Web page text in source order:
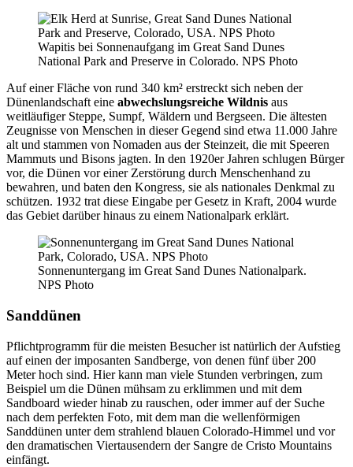
Wapitis bei Sonnenaufgang im Great Sand Dunes
National Park and Preserve in Colorado. NPS Photo
Auf einer Fläche von rund 340 km² erstreckt sich neben der
Dünenlandschaft eine abwechslungsreiche Wildnis aus
weitläufiger Steppe, Sumpf, Wäldern und Bergseen. Die ältesten
Zeugnisse von Menschen in dieser Gegend sind etwa 11.000 Jahre
alt und stammen von Nomaden aus der Steinzeit, die mit Speeren
Mammuts und Bisons jagten. In den 1920er Jahren schlugen Bürger
vor, die Dünen vor einer Zerstörung durch Menschenhand zu
bewahren, und baten den Kongress, sie als nationales Denkmal zu
schützen. 1932 trat diese Eingabe per Gesetz in Kraft, 2004 wurde
das Gebiet darüber hinaus zu einem Nationalpark erklärt.
Sonnenuntergang im Great Sand Dunes Nationalpark.
NPS Photo
Sanddünen
Pflichtprogramm für die meisten Besucher ist natürlich der Aufstieg
auf einen der imposanten Sandberge, von denen fünf über 200
Meter hoch sind. Hier kann man viele Stunden verbringen, zum
Beispiel um die Dünen mühsam zu erklimmen und mit dem
Sandboard wieder hinab zu rauschen, oder immer auf der Suche
nach dem perfekten Foto, mit dem man die wellenförmigen
Sanddünen unter dem strahlend blauen Colorado-Himmel und vor
den dramatischen Viertausendern der Sangre de Cristo Mountains
einfängt.